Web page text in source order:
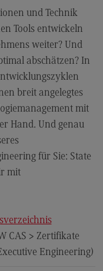
und Technik
Tools entwickeln
weiter? Und
abschätzen? In
breit angelegtes
mit
Hand. Und genau
für Sie: State
mit
CAS > Zertifikate
Engineering)